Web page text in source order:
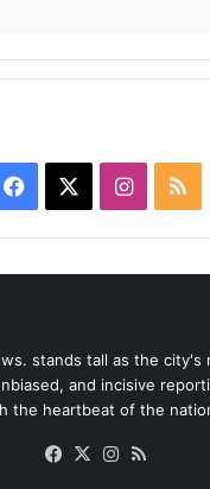
Facebook
stands tall as the city's
and incisive
the heartbeat of the
Facebook
X Instagram